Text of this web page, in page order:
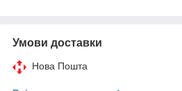
Умови доставки
Нова Пошта